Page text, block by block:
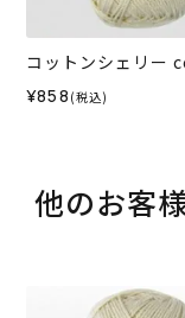
コットンシェリー
¥858 (税込)
他のお客